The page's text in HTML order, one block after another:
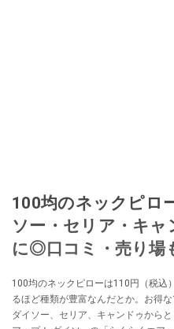
100均のネックピロ
ソー・セリア・キ
に◎口コミ・売り場
100均のネックピローは110円（税込
るほど種類が豊富なんだとか。お得
ダイソー、セリア、キャンドゥから